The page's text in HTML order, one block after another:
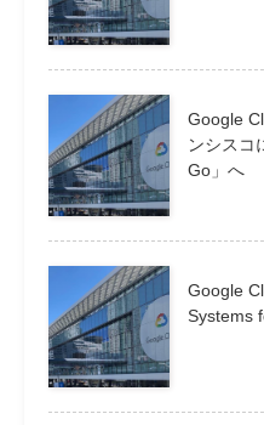
Google
ンシスコ
Go」へ
Google
Systems